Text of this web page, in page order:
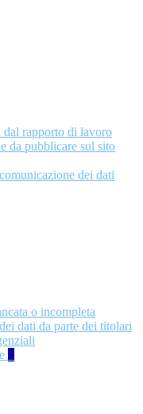
dal rapporto di lavoro
da pubblicare sul sito
dei dati
o incompleta
dati da parte dei titolari
1